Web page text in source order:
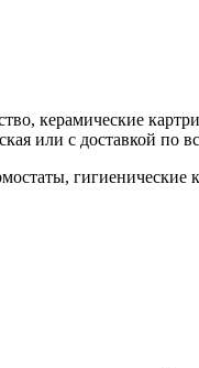
керамические
или с доставкой по